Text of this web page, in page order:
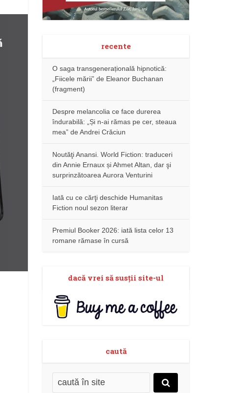
recente
O saga transgenerațională hipnotică:
„Fiicele mării” de Eleanor Buchanan
(fragment)
Despre melancolia ce face durerea
îndurabilă: „Și n-ai rămas pe cer, steaua
mea” de Andrei Crăciun
Noutăţi Anansi. World Fiction: traduceri
din Annie Ernaux și Ahmet Altan, dar şi
surprinzătoarea Aurora Venturini
Iată cu ce cărţi deschide Humanitas
Fiction noul sezon literar
Premiul Booker 2026: iată lista celor 13
romane rămase în cursă
dacă vrei să susţii site-ul
caută